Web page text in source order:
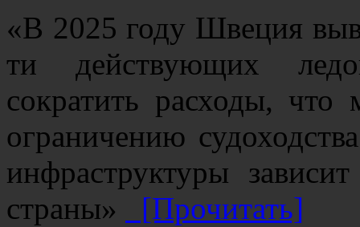
«В 2025 году Швеция
ти действующих
сократить расходы,
ограничению
инфраструктуры
страны»
[Прочитать]